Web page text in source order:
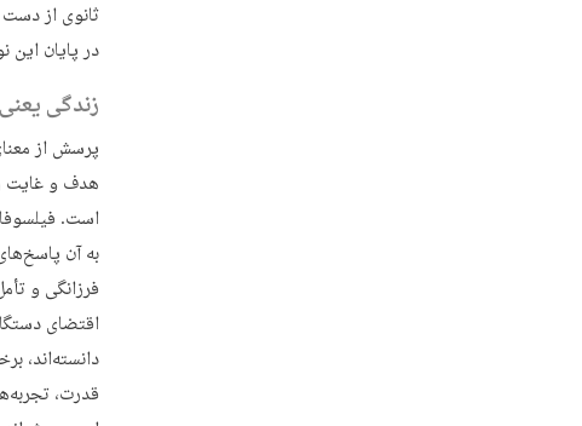
ثانوی از
در پایان این
زندگی
پرسش از
هدف و غایت
است.
به آن
فرزانگی و
اقتضای
دانسته‌اند،
قدرت،